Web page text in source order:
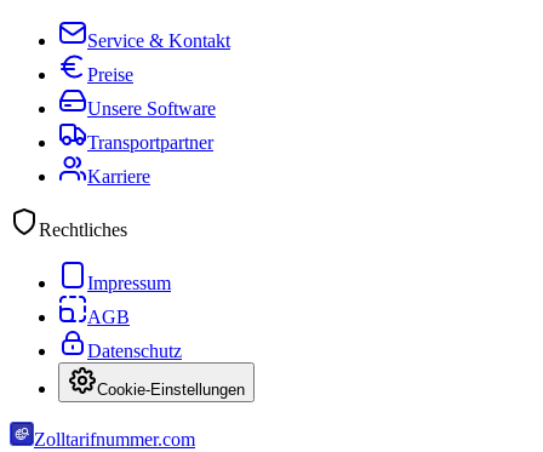
Service & Kontakt
Preise
Unsere Software
Transportpartner
Karriere
Rechtliches
Impressum
AGB
Datenschutz
Cookie-Einstellungen
Zolltarifnummer.com